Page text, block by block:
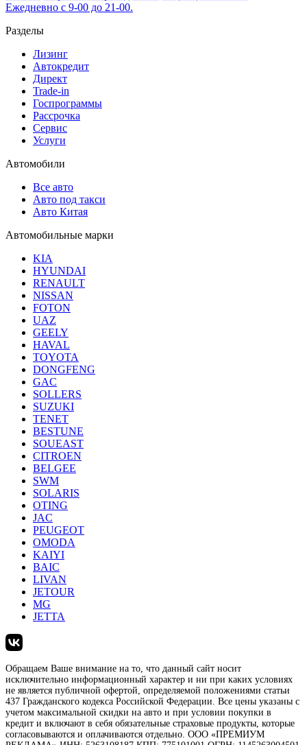
Ежедневно с 9-00 до 21-00.
Разделы
Лизинг
Автокредит
Директ
Trade-in
Госпрограммы
Рассрочка
Сервис
Услуги
Автомобили
Все авто
Авто под такси
Авто Китая
Автомобильные марки
KIA
HYUNDAI
RENAULT
NISSAN
FOTON
UAZ
GEELY
HAVAL
TOYOTA
DONGFENG
GAC
SOLLERS
SUZUKI
TENET
BESTUNE
SOUEAST
CITROEN
BELGEE
SWM
SOLARIS
OTING
JAC
PEUGEOT
OMODA
KAIYI
BAIC
LIVAN
JETOUR
MG
JETTA
Обращаем Ваше внимание на то, что данный сайт носит
исключительно информационный характер и ни при каких условиях
не является публичной офертой, определяемой положениями статьи
437 Гражданского кодекса Российской Федерации. Все цены указаны с
учетом максимальной скидки на авто и при условии покупки в
кредит и включают в себя обязательные страховые продукты, которые
согласовываются и оплачиваются отдельно. ООО «ПРЕМИУМ